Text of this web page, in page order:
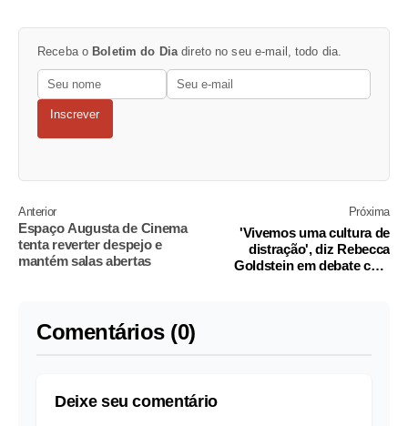
Receba o Boletim do Diadireto no seu e-mail, todo dia.
Inscrever
Anterior
Espaço Augusta de Cinema
tenta reverter despejo e
mantém salas abertas
Próxima
'Vivemos uma cultura de
distração', diz Rebecca
Goldstein em debate com
Comentários (0)
Deixe seu comentário